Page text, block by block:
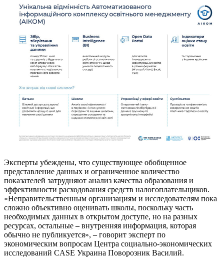
Эксперты убеждены, что существующее обобщенное
представление данных и ограниченное количество
показателей затрудняют анализ качества образования и
эффективности расходования средств налогоплательщиков.
«Неправительственным организациям и исследователям пока
сложно объективно оценивать школы, поскольку часть
необходимых данных в открытом доступе, но на разных
ресурсах, остальные – внутренняя информация, которая
обычно не публикуется», – говорит эксперт по
экономическим вопросам Центра социально-экономических
исследований CASE Украина Поворозник Василий.